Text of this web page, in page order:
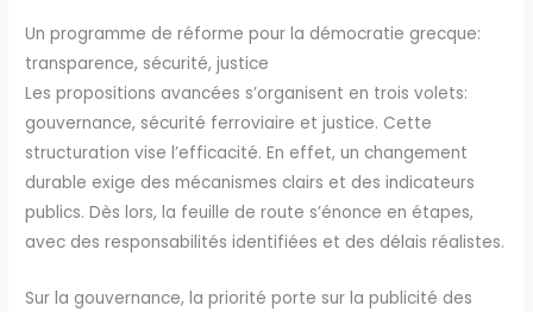
Un programme de réforme pour la démocratie grecque:
transparence, sécurité, justice
Les propositions avancées s’organisent en trois volets:
gouvernance, sécurité ferroviaire et justice. Cette
structuration vise l’efficacité. En effet, un changement
durable exige des mécanismes clairs et des indicateurs
publics. Dès lors, la feuille de route s’énonce en étapes,
avec des responsabilités identifiées et des délais réalistes.
Sur la gouvernance, la priorité porte sur la publicité des